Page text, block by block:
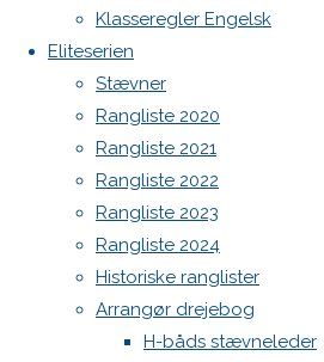
Klasseregler Engelsk
Eliteserien
Stævner
Rangliste 2020
Rangliste 2021
Rangliste 2022
Rangliste 2023
Rangliste 2024
Historiske ranglister
Arrangør drejebog
H-båds stævneleder
FOeDT-1.-marts-
2024
Skriv
Spilerstage/Spinlock
Log ind
WordPress.org
Top